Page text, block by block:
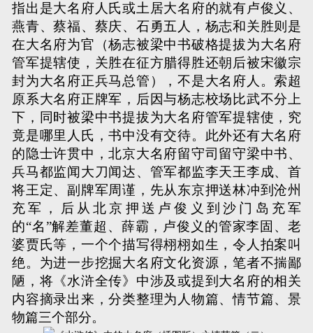
指出是大名府人氏或土居大名府的就有卢俊义、
燕青、蔡福、蔡庆、石勇五人，杨志和关胜则是
在大名府为官（杨志被梁中书破格提拔为大名府
管军提辖使，关胜在征方腊得胜还朝后被宋徽宗
封为大名府正兵马总管），不是大名府人。索超
原系大名府正牌军，后因与杨志校场比武不分上
下，同时被梁中书提拔为大名府管军提辖使，究
竟是哪里人氏，书中没有交待。此外还有大名府
的隐士许贯中，北京大名府留守司留守梁中书、
兵马都监闻大刀闻达、管军都监李天王李成、首
将王定、副牌军周谨，先从东京押送林冲到沧州
充军，后从北京押送卢俊义到沙门岛充军
的“名”解差董超、薛霸，卢俊义的管家李固、老
婆贾氏等，一个个描写得栩栩如生，令人拍案叫
绝。为进一步挖掘大名府文化资源，笔者不揣鄙
陋，将《水浒全传》中涉及或提到大名府的相关
内容摘录出来，分类整理为人物篇、情节篇、景
物篇三个部分。